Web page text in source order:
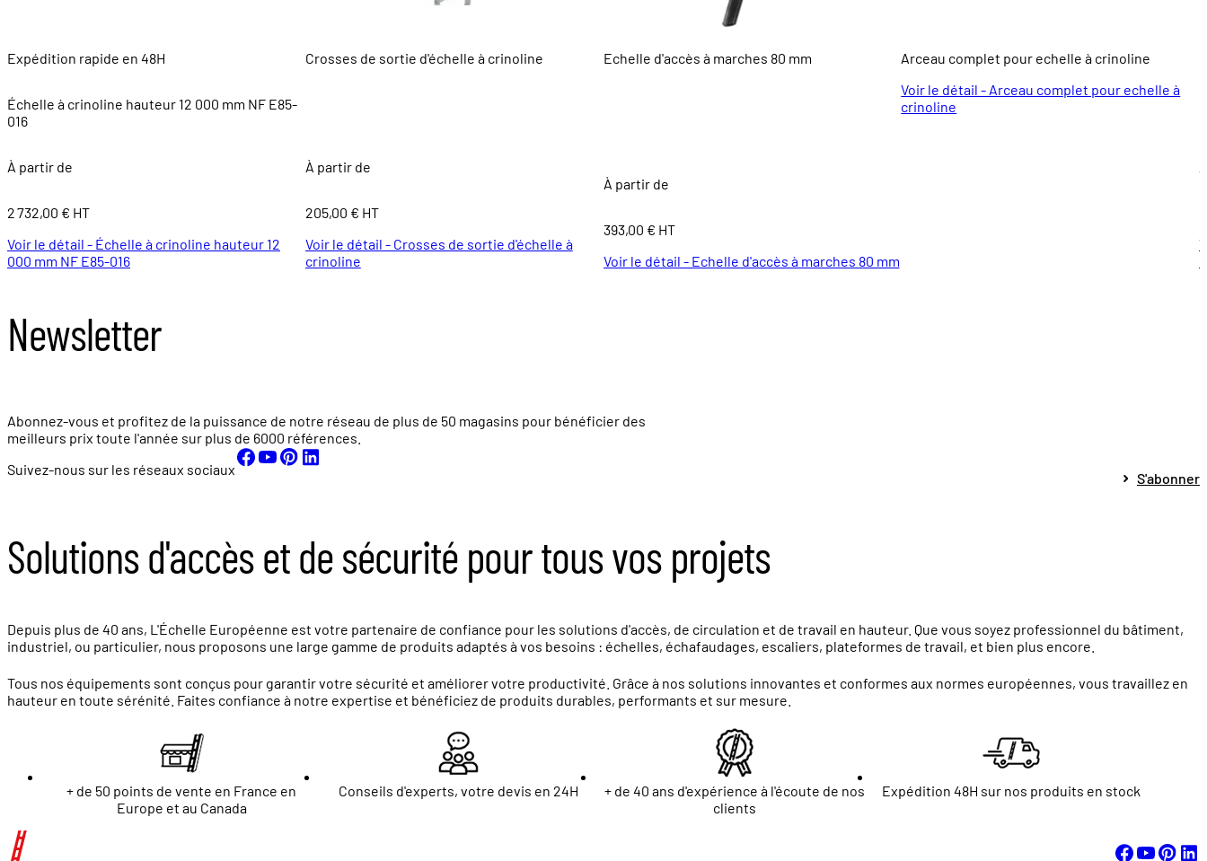
Expédition rapide en 48H
Échelle à crinoline hauteur 12 000 mm NF E85-
016
À partir de
2 732,00 € HT
Voir le détail - Échelle à crinoline hauteur 12
000 mm NF E85-016
Crosses de sortie d'échelle à crinoline
À partir de
205,00 € HT
Voir le détail - Crosses de sortie d'échelle à
crinoline
Echelle d'accès à marches 80 mm
À partir de
393,00 € HT
Voir le détail - Echelle d'accès à marches 80 mm
Arceau complet pour echelle à crinoline
Voir le détail - Arceau complet pour echelle à
crinoline
Newsletter
Abonnez-vous et profitez de la puissance de notre réseau de plus de 50 magasins pour bénéficier des
meilleurs prix toute l'année sur plus de 6000 références.
Suivez-nous sur les réseaux sociaux
S'abonner
Solutions d'accès et de sécurité pour tous vos projets
Depuis plus de 40 ans, L'Échelle Européenne est votre partenaire de confiance pour les solutions d'accès, de circulation et de travail en hauteur. Que vous soyez professionnel du bâtiment,
industriel, ou particulier, nous proposons une large gamme de produits adaptés à vos besoins : échelles, échafaudages, escaliers, plateformes de travail, et bien plus encore.
Tous nos équipements sont conçus pour garantir votre sécurité et améliorer votre productivité. Grâce à nos solutions innovantes et conformes aux normes européennes, vous travaillez en
hauteur en toute sérénité. Faites confiance à notre expertise et bénéficiez de produits durables, performants et sur mesure.
+ de 50 points de vente en France en
Europe et au Canada
Conseils d'experts, votre devis en 24H
+ de 40 ans d'expérience à l'écoute de nos
clients
Expédition 48H sur nos produits en stock